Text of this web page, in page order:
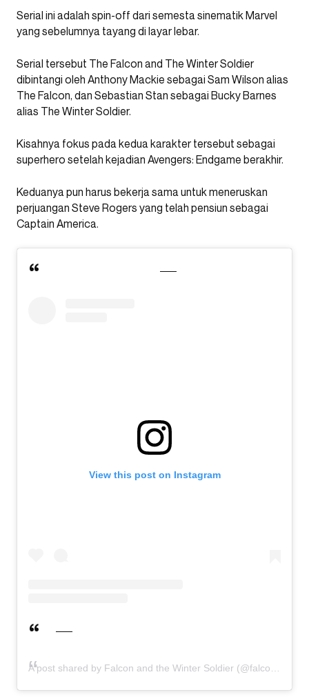
Serial ini adalah spin-off dari semesta sinematik Marvel
yang sebelumnya tayang di layar lebar.
Serial tersebut The Falcon and The Winter Soldier
dibintangi oleh Anthony Mackie sebagai Sam Wilson alias
The Falcon, dan Sebastian Stan sebagai Bucky Barnes
alias The Winter Soldier.
Kisahnya fokus pada kedua karakter tersebut sebagai
superhero setelah kejadian Avengers: Endgame berakhir.
Keduanya pun harus bekerja sama untuk meneruskan
perjuangan Steve Rogers yang telah pensiun sebagai
Captain America.
View this post on Instagram
A post shared by Falcon and the Winter Soldier (@falconandwintersoldier)